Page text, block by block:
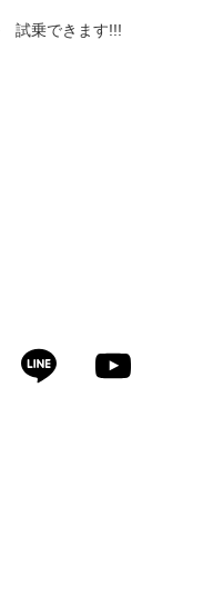
試乗できます!!!